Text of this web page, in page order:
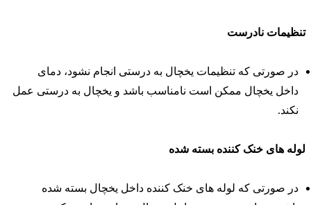
تنظیمات نادرست
در صورتی که تنظیمات یخچال به درستی انجام نشود، دمای
داخل یخچال ممکن است نامناسب باشد و یخچال به درستی عمل
نکند.
لوله های خنک کننده بسته شده
در صورتی که لوله های خنک کننده داخل یخچال بسته شده